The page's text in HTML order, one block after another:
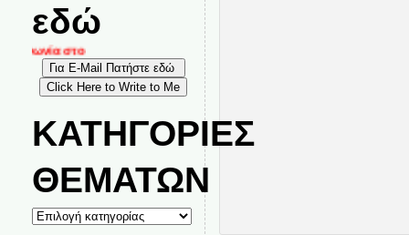
εδώ
στο
ΚΑΤΗΓΟΡΙΕΣ
ΘΕΜΑΤΩΝ
ΚΑΤΗΓΟΡΙΕΣ
ΘΕΜΑΤΩΝ